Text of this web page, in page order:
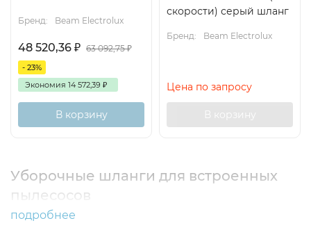
Бренд: Beam Electrolux
48 520,36 ₽ 63 092,75₽
- 23%
Экономия 14 572,39 ₽
В корзину
скорости) серый шланг
Бренд: Beam Electrolux
Цена по запросу
В корзину
Уборочные шланги для встроенных
пылесосов
подробнее